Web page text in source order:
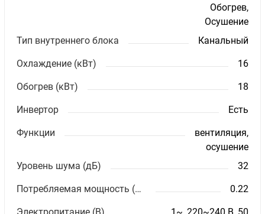
Обогрев,
Осушение
Тип внутреннего блока
Канальный
Охлаждение (кВт) 16
Обогрев (кВт) 18
Инвертор Есть
Функции
вентиляция,
осушение
Уровень шума (дБ)
32
Потребляемая мощность (кВт) 0.22